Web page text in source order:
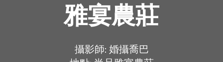
雅宴農莊
攝影師: 婚攝喬巴